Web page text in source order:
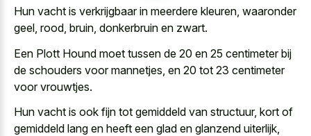
Hun vacht is verkrijgbaar in meerdere kleuren, waaronder
geel, rood, bruin, donkerbruin en zwart.
Een Plott Hound moet tussen de 20 en 25 centimeter bij
de schouders voor mannetjes, en 20 tot 23 centimeter
voor vrouwtjes.
Hun vacht is ook fijn tot gemiddeld van structuur, kort of
gemiddeld lang en heeft een glad en glanzend uiterlijk,